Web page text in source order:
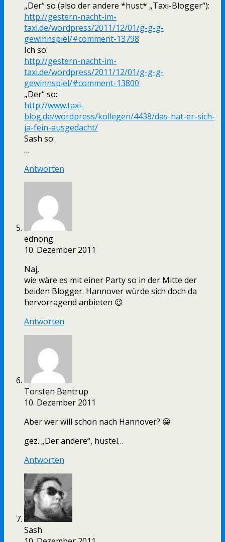
„Der“ so (also der andere *hust* „Taxi-Blogger“):
http://gestern-nacht-im-
taxi.de/wordpress/2011/12/01/g-g-g-
gewinnspiel/#comment-13798
Ich so:
http://gestern-nacht-im-
taxi.de/wordpress/2011/12/01/g-g-g-
gewinnspiel/#comment-13800
„Der“ so:
http://www.taxi-
blog.de/wordpress/kollegen/4438/das-hat-er-sich-
ja-fein-ausgedacht/
Sash so:
…
Antworten
ednong
10. Dezember 2011
Naj,
wie wäre es mit einer Party so in der Mitte der
beiden Blogger. Hannover würde sich doch da
hervorragend anbieten 😉
Antworten
Torsten Bentrup
10. Dezember 2011
Aber wer will schon nach Hannover? 😀
gez. „Der andere“, hüstel…
Antworten
Sash